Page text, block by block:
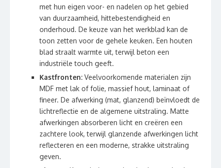
met hun eigen voor- en nadelen op het gebied
van duurzaamheid, hittebestendigheid en
onderhoud. De keuze van het werkblad kan de
toon zetten voor de gehele keuken. Een houten
blad straalt warmte uit, terwijl beton een
industriële touch geeft.
Kastfronten: Veelvoorkomende materialen zijn
MDF met lak of folie, massief hout, laminaat of
fineer. De afwerking (mat, glanzend) beïnvloedt de
lichtreflectie en de algemene uitstraling. Matte
afwerkingen absorberen licht en creëren een
zachtere look, terwijl glanzende afwerkingen licht
reflecteren en een moderne, strakke uitstraling
geven.